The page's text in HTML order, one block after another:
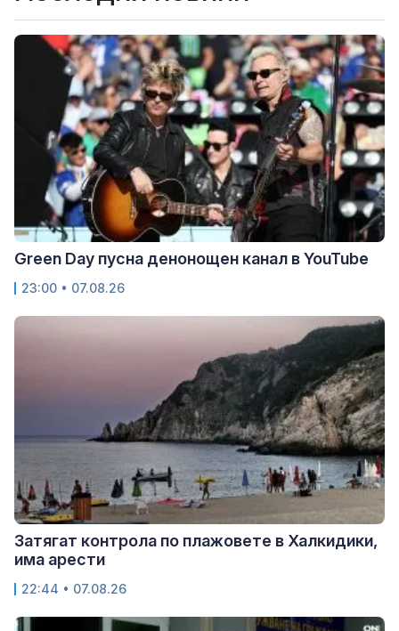
Green Day пусна денонощен канал в YouTube
23:00 • 07.08.26
Затягат контрола по плажовете в Халкидики,
има арести
22:44 • 07.08.26